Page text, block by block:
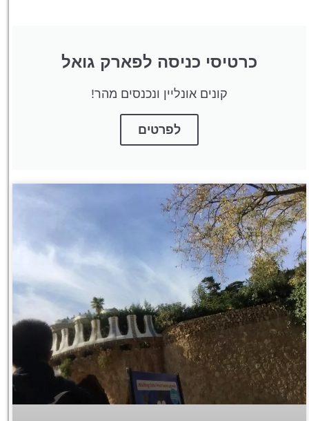
כרטיסי כניסה לפארק גואל
קונים אונליין ונכנסים מהר!
לפרטים